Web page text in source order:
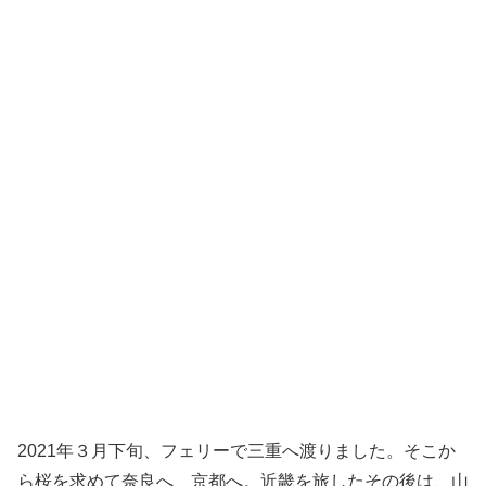
2021年３月下旬、フェリーで三重へ渡りました。そこか
ら桜を求めて奈良へ、京都へ。近畿を旅したその後は、山